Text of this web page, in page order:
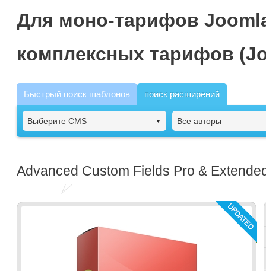
Для моно-тарифов
комплексных тарифов
Быстрый поиск шаблонов поиск расширений
Выберите CMS Все авторы
Advanced Custom Fields Pro &